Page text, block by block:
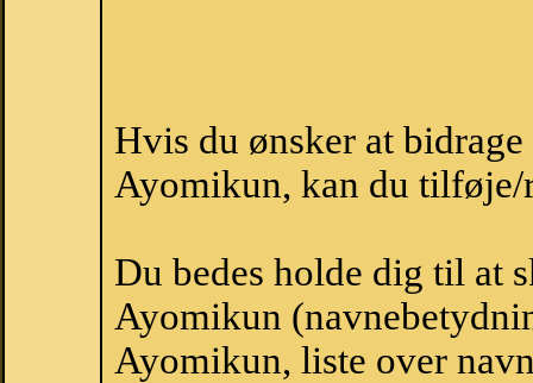
Hvis du ønsker at
Ayomikun, kan du tilføje/
Du bedes holde dig til at
Ayomikun
Ayomikun, liste over